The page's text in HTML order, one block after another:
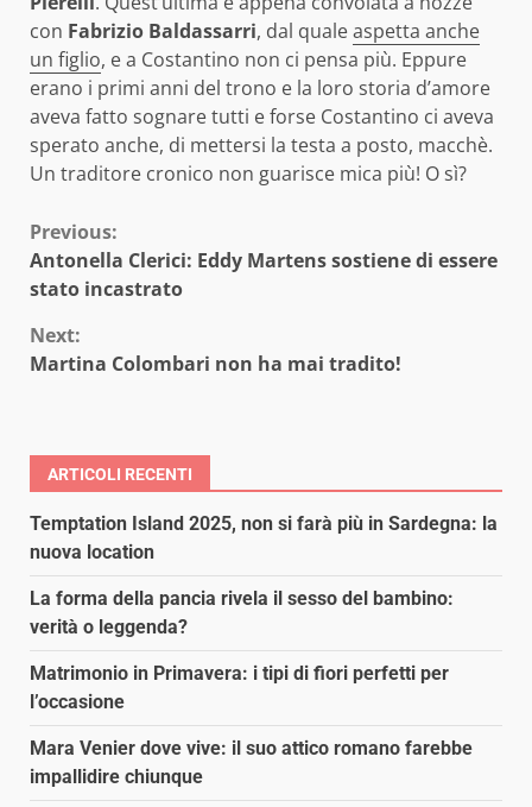
con Fabrizio Baldassarri, dal qualeaspetta anche
un figlio, e a Costantino non ci pensa più. Eppure
erano i primi anni del trono e la loro storia d’amore
aveva fatto sognare tutti e forse Costantino ci aveva
sperato anche, di mettersi la testa a posto, macchè.
Un traditore cronico non guarisce mica più! O sì?
Continue
Reading
Previous:
Antonella Clerici: Eddy Martens sostiene di essere
stato incastrato
Next:
Martina Colombari non ha mai tradito!
ARTICOLI RECENTI
Temptation Island 2025, non si farà più in Sardegna: la
nuova location
La forma della pancia rivela il sesso del bambino:
verità o leggenda?
Matrimonio in Primavera: i tipi di fiori perfetti per
l’occasione
Mara Venier dove vive: il suo attico romano farebbe
impallidire chiunque